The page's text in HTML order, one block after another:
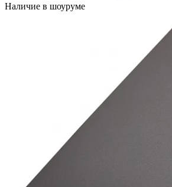
Наличие в шоуруме